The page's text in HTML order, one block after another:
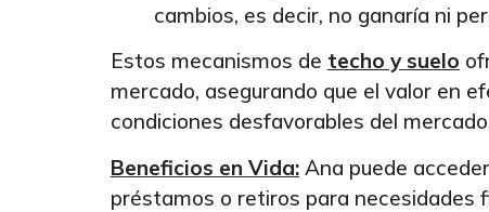
cambios, es decir, no ganaría ni
Estos mecanismos de techo y suelo
mercado, asegurando que el valor en
condiciones desfavorables del
Beneficios en Vida: Ana puede
préstamos o retiros para necesidades